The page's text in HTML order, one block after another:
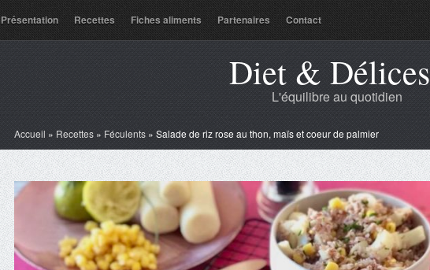
Présentation Recettes Fiches aliments Partenaires Contact
Diet & Délices
L'équilibre au quotidien
Accueil » Recettes » Féculents » Salade de riz rose au thon, maïs et coeur de palmier